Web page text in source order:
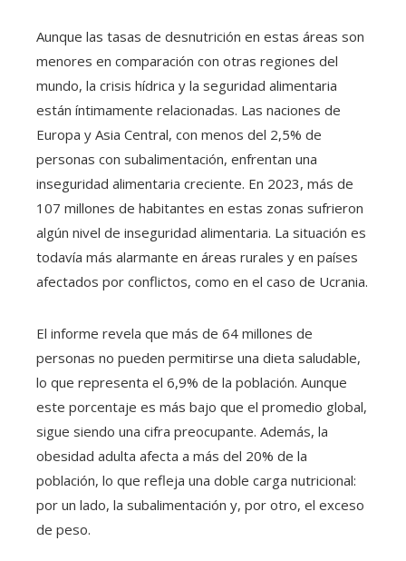
Aunque las tasas de desnutrición en estas áreas son
menores en comparación con otras regiones del
mundo, la crisis hídrica y la seguridad alimentaria
están íntimamente relacionadas. Las naciones de
Europa y Asia Central, con menos del 2,5% de
personas con subalimentación, enfrentan una
inseguridad alimentaria creciente. En 2023, más de
107 millones de habitantes en estas zonas sufrieron
algún nivel de inseguridad alimentaria. La situación es
todavía más alarmante en áreas rurales y en países
afectados por conflictos, como en el caso de Ucrania.
El informe revela que más de 64 millones de
personas no pueden permitirse una dieta saludable,
lo que representa el 6,9% de la población. Aunque
este porcentaje es más bajo que el promedio global,
sigue siendo una cifra preocupante. Además, la
obesidad adulta afecta a más del 20% de la
población, lo que refleja una doble carga nutricional:
por un lado, la subalimentación y, por otro, el exceso
de peso.